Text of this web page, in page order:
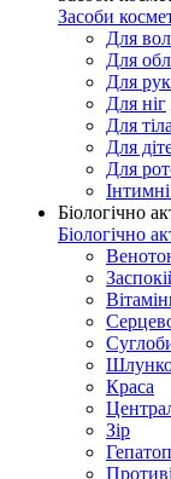
Засоби
Для
Для
Для рук
Для ніг
Для тіла
Для
Для
Біологічно
Біологічно
Краса
Зір